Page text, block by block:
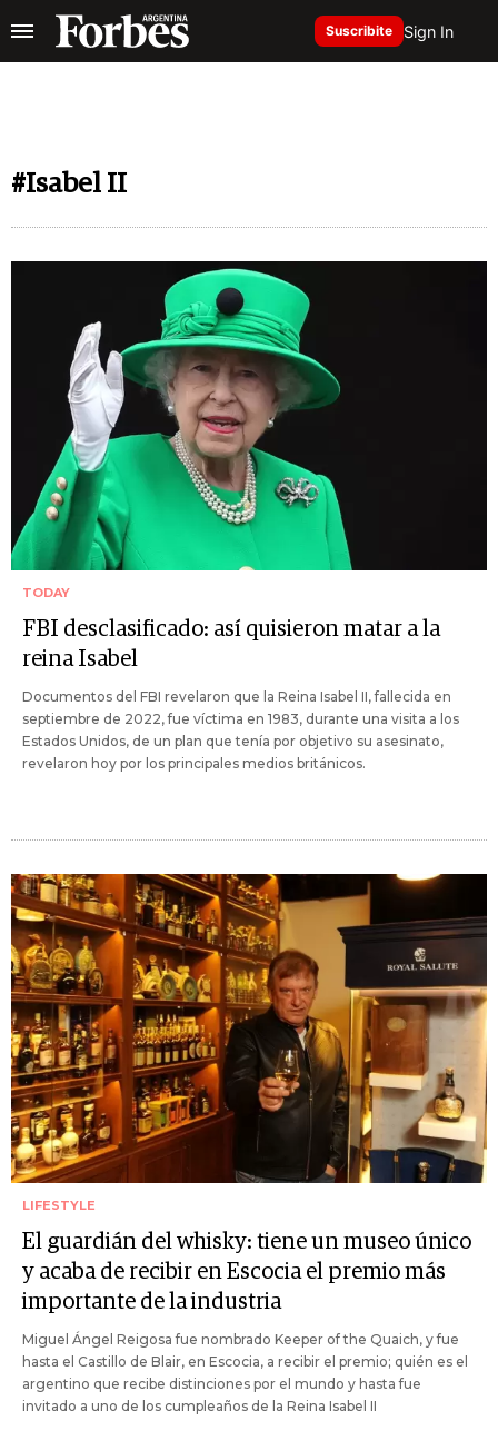
Suscribite Sign In
#Isabel II
TODAY
FBI desclasificado: así quisieron matar a la
reina Isabel
Documentos del FBI revelaron que la Reina Isabel II, fallecida en
septiembre de 2022, fue víctima en 1983, durante una visita a los
Estados Unidos, de un plan que tenía por objetivo su asesinato,
revelaron hoy por los principales medios británicos.
LIFESTYLE
El guardián del whisky: tiene un museo único
y acaba de recibir en Escocia el premio más
importante de la industria
Miguel Ángel Reigosa fue nombrado Keeper of the Quaich, y fue
hasta el Castillo de Blair, en Escocia, a recibir el premio; quién es el
argentino que recibe distinciones por el mundo y hasta fue
invitado a uno de los cumpleaños de la Reina Isabel II